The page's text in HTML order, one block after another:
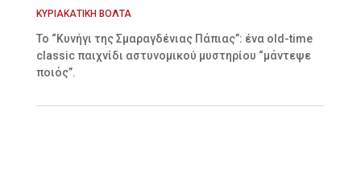
ΚΥΡΙΑΚΑΤΙΚΗ ΒΟΛΤΑ
Το “Κυνήγι της Σμαραγδένιας Πάπιας”: ένα old-time
classic παιχνίδι αστυνομικού μυστηρίου “μάντεψε
ποιός”.